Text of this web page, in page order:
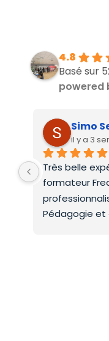
4.8
Basé sur
powered
Simo
il y a 3
Très belle
formateur
Pédagogie et